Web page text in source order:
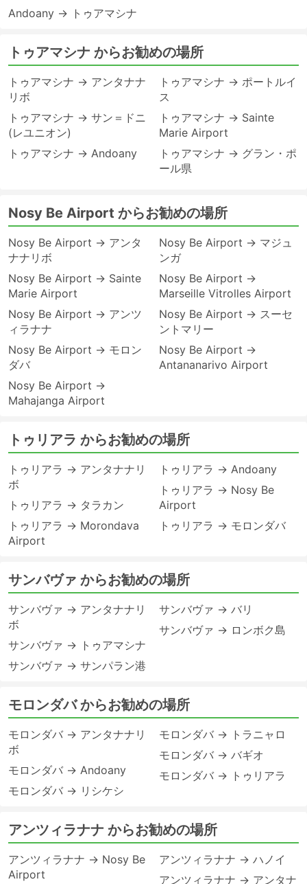
Andoany → トゥアマシナ
トゥアマシナ からお勧めの場所
トゥアマシナ → アンタナナ
リボ
トゥアマシナ → サン＝ドニ
(レユニオン)
トゥアマシナ → Andoany
トゥアマシナ → ポートルイ
ス
トゥアマシナ → Sainte
Marie Airport
トゥアマシナ → グラン・ポ
ール県
Nosy Be Airport からお勧めの場所
Nosy Be Airport → アンタ
ナナリボ
Nosy Be Airport → Sainte
Marie Airport
Nosy Be Airport → アンツ
ィラナナ
Nosy Be Airport → モロン
ダバ
Nosy Be Airport →
Mahajanga Airport
Nosy Be Airport → マジュ
ンガ
Nosy Be Airport →
Marseille Vitrolles Airport
Nosy Be Airport → スーセ
ントマリー
Nosy Be Airport →
Antananarivo Airport
トゥリアラ からお勧めの場所
トゥリアラ → アンタナナリ
ボ
トゥリアラ → タラカン
トゥリアラ → Morondava
Airport
トゥリアラ → Andoany
トゥリアラ → Nosy Be
Airport
トゥリアラ → モロンダバ
サンバヴァ からお勧めの場所
サンバヴァ → アンタナナリ
ボ
サンバヴァ → トゥアマシナ
サンバヴァ → サンパラン港
サンバヴァ → バリ
サンバヴァ → ロンボク島
モロンダバ からお勧めの場所
モロンダバ → アンタナナリ
ボ
モロンダバ → Andoany
モロンダバ → リシケシ
モロンダバ → トラニャロ
モロンダバ → バギオ
モロンダバ → トゥリアラ
アンツィラナナ からお勧めの場所
アンツィラナナ → Nosy Be
Airport
アンツィラナナ → ハノイ
アンツィラナナ → アンタナ